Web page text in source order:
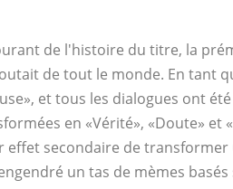
de l'histoire du titre, la
de tout le monde. En tant
et tous les dialogues ont
en «Vérité», «Doute» et
effet secondaire de
un tas de mèmes